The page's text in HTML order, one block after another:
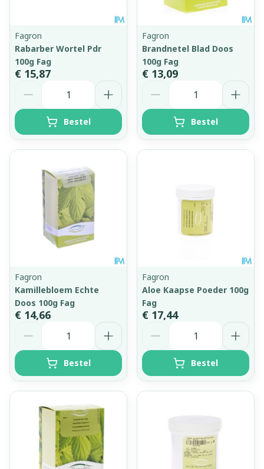
Fagron
Rabarber Wortel Pdr
100g Fag
€ 15,87
Bestel
Fagron
Brandnetel Blad Doos
100g Fag
€ 13,09
Bestel
Fagron
Kamillebloem Echte
Doos 100g Fag
€ 14,66
Bestel
Fagron
Aloe Kaapse Poeder 100g
Fag
€ 17,44
Bestel